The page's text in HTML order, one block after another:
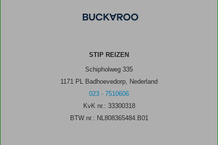
STIP REIZEN
Schipholweg 335
1171 PL Badhoevedorp, Nederland
023 - 7510606
KvK nr.: 33300318
BTW nr.: NL808365484.B01